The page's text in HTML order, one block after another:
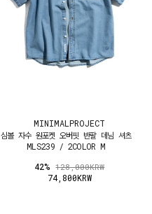
MINIMALPROJECT
심볼 자수 원포켓 오버핏 반팔 데님 셔츠
MLS239 / 2COLOR M
42%128,000KRW
74,800KRW